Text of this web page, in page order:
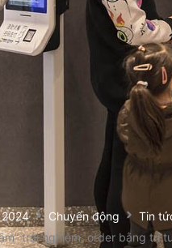
2024 Chuyển động
Tin
trải nghiệm, order bằng trí